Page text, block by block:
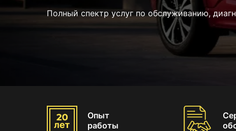
Полный спектр услуг по обслуживанию,
Опыт
работы